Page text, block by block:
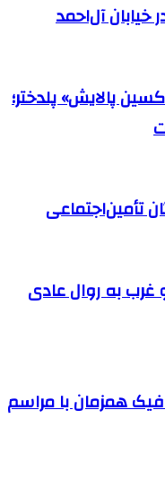
خیابان آل‌احمد
پالایش» پلدختر؛
غرب به روال عادی
همزمان با مراسم